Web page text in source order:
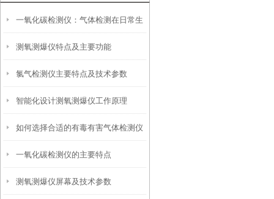
一氧化碳检测仪：气体检测在日常生
活作业中的重要性
测氧测爆仪特点及主要功能
氯气检测仪主要特点及技术参数
智能化设计测氧测爆仪工作原理
如何选择合适的有毒有害气体检测仪
一氧化碳检测仪的主要特点
测氧测爆仪屏幕及技术参数